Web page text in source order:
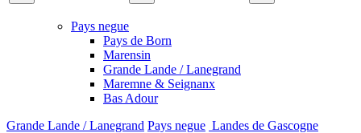
Pays negue
Pays de Born
Marensin
Grande Lande / Lanegrand
Maremne & Seignanx
Bas Adour
Grande Lande / Lanegrand Pays negue Landes de Gascogne